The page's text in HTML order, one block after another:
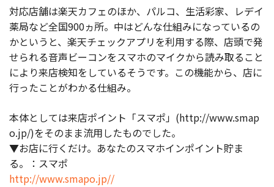
対応店舗は楽天カフェのほか、パルコ、生活彩家、レデイ
薬局など全国900ヵ所。中はどんな仕組みになっているの
かというと、楽天チェックアプリを利用する際、店頭で発
せられる音声ビーコンをスマホのマイクから読み取ること
により来店検知をしているそうです。この機能から、店に
行ったことがわかる仕組み。
本体としては来店ポイント「スマポ」(http://www.smap
o.jp/)をそのまま流用したものでした。
▼お店に行くだけ。あなたのスマホインポイント貯ま
る。：スマポ
http://www.smapo.jp//